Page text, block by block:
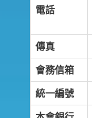
電話
傳真
會務信箱
統一編號